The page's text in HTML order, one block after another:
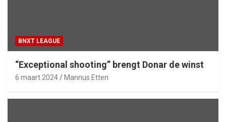
BNXT LEAGUE
“Exceptional shooting” brengt Donar de winst
6 maart 2024 Mannus Etten